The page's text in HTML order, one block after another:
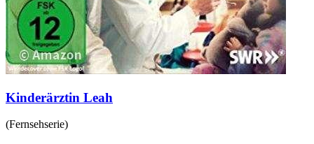
Kinderärztin Leah
(Fernsehserie)